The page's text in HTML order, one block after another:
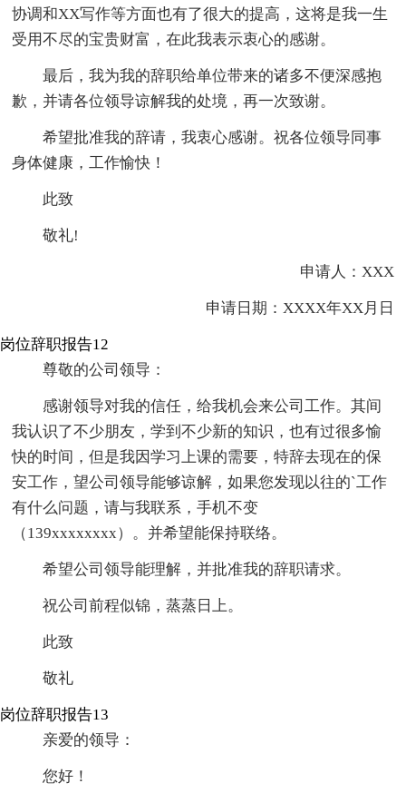
协调和XX写作等方面也有了很大的提高，这将是我一生
受用不尽的宝贵财富，在此我表示衷心的感谢。
最后，我为我的辞职给单位带来的诸多不便深感抱
歉，并请各位领导谅解我的处境，再一次致谢。
希望批准我的辞请，我衷心感谢。祝各位领导同事
身体健康，工作愉快！
此致
敬礼!
申请人：XXX
申请日期：XXXX年XX月日
岗位辞职报告12
尊敬的公司领导：
感谢领导对我的信任，给我机会来公司工作。其间
我认识了不少朋友，学到不少新的知识，也有过很多愉
快的时间，但是我因学习上课的需要，特辞去现在的保
安工作，望公司领导能够谅解，如果您发现以往的`工作
有什么问题，请与我联系，手机不变
（139xxxxxxxx）。并希望能保持联络。
希望公司领导能理解，并批准我的辞职请求。
祝公司前程似锦，蒸蒸日上。
此致
敬礼
岗位辞职报告13
亲爱的领导：
您好！